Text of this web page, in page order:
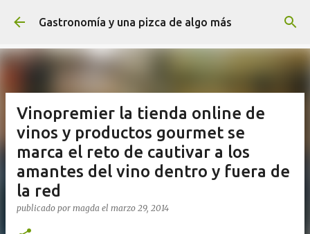
Ir al contenido principal
Gastronomía y una pizca de algo más
Vinopremier la tienda online de
vinos y productos gourmet se
marca el reto de cautivar a los
amantes del vino dentro y fuera de
la red
publicado por magda el marzo 29, 2014